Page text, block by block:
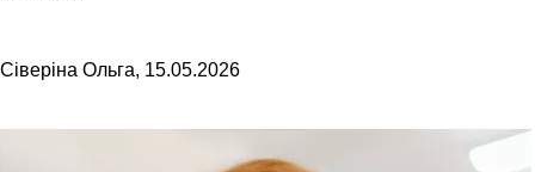
Сіверіна Ольга, 15.05.2026